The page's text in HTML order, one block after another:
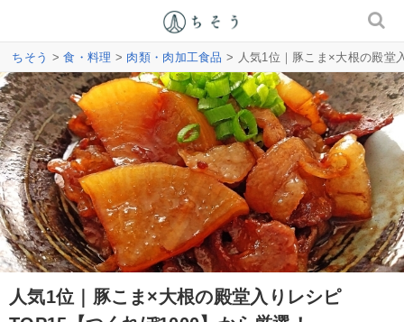
ちそう >食・料理 > 肉類・肉加工食品 > 人気1位｜豚こま×大根の殿堂
人気1位｜豚こま×大根の殿堂入りレシピ